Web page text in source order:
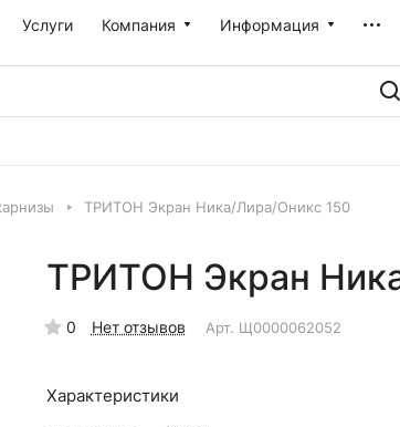
Услуги Компания Информация
ТРИТОН Экран Ника/Лира/Оникс 150
ТРИТОН Экран
0 Нет отзывов Арт. Щ0000062052
Характеристики